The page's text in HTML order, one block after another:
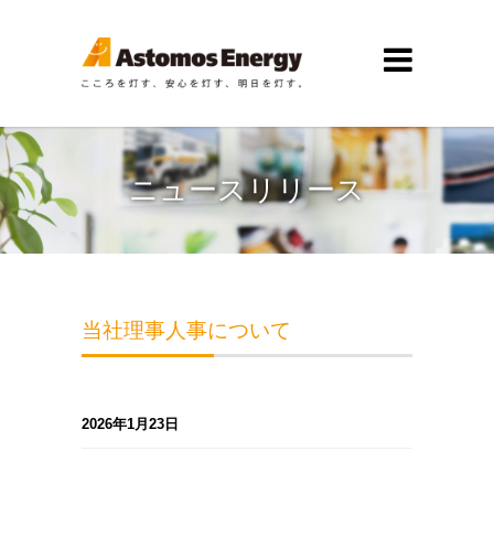
ニュースリリース
当社理事人事について
2026年1月23日